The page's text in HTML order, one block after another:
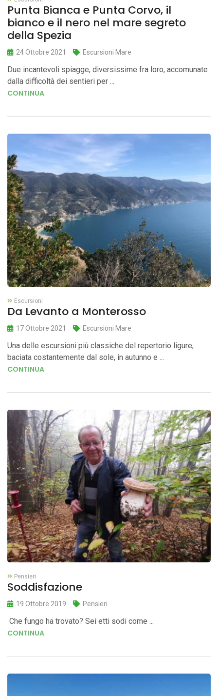
Punta Bianca e Punta Corvo, il
bianco e il nero nel mare segreto
della Spezia
24 Ottobre 2021 Escursioni Mare
Due incantevoli spiagge, diversissime fra loro, accomunate
dalla difficoltà dei sentieri per ...
CONTINUA
Escursioni
Da Levanto a Monterosso
17 Ottobre 2021 Escursioni Mare
Una delle escursioni più classiche del repertorio ligure,
baciata costantemente dal sole, in autunno e ...
CONTINUA
Pensieri
Soddisfazione
19 Ottobre 2019 Pensieri
Che fungo ha trovato? Sei etti sodi come ...
CONTINUA